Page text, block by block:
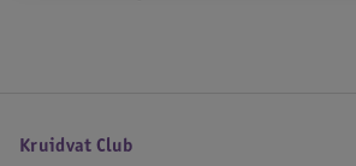
Kruidvat Club